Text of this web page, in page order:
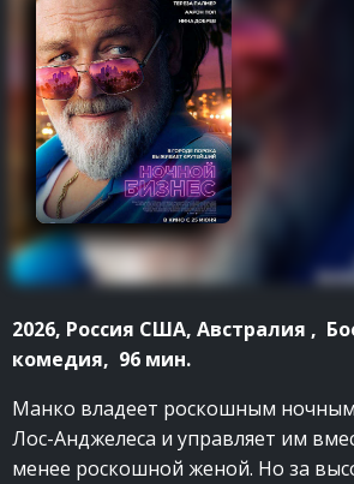
2026, Россия США, Австралия ,
комедия, 96 мин.
Манко владеет роскошным
Лос-Анджелеса и управляет им
менее роскошной женой. Но за